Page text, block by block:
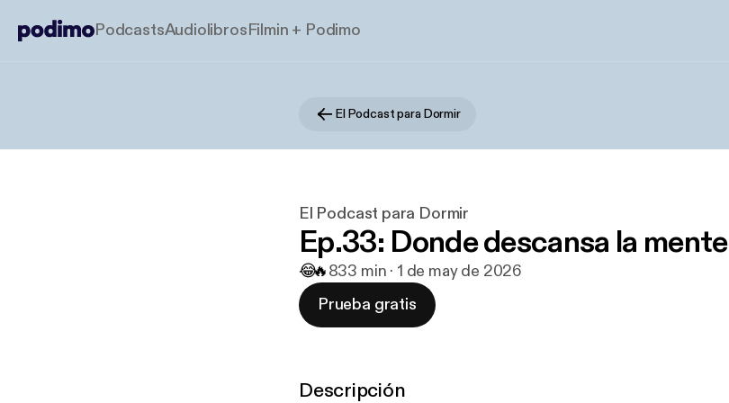
PodcastsAudiolibrosFilmin + Podimo
El Podcast para Dormir
El Podcast para Dormir
Ep.33: Donde descansa la mente
😂🔥833 min · 1 de may de 2026
Prueba gratis
Descripción